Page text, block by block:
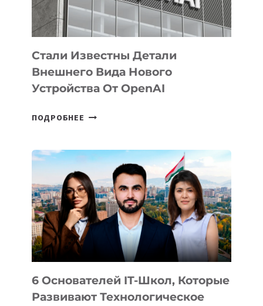
ИСКУССТВЕННОГО
ИНТЕЛЛЕКТА
Стали Известны Детали
Внешнего Вида Нового
Устройства От OpenAI
ПОДРОБНЕЕ СТАЛИ
ВНЕШНЕГО
ВИДА
НОВОГО
УСТРОЙСТВА
ОТ
OPENAI
6 Основателей IT-Школ, Которые
Развивают Технологическое